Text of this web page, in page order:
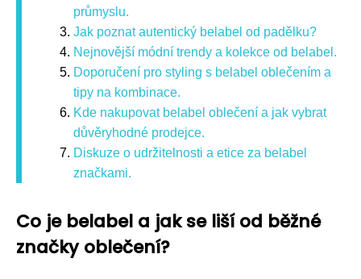
průmyslu.
Jak poznat autentický belabel od padělku?
Nejnovější módní trendy a kolekce od belabel.
Doporučení pro styling s belabel oblečením a
tipy na kombinace.
Kde nakupovat belabel oblečení a jak vybrat
důvěryhodné prodejce.
Diskuze o udržitelnosti a etice za belabel
značkami.
Co je belabel a jak se liší od běžné
značky oblečení?